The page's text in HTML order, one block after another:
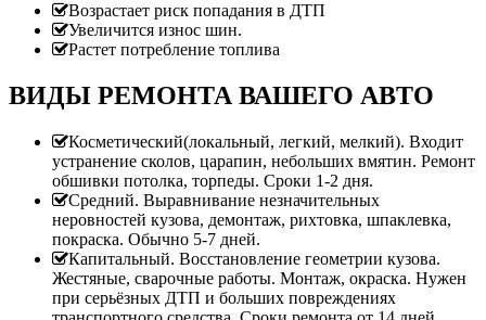
Возрастает риск попадания в ДТП
Увеличится износ шин.
Растет потребление топлива
ВИДЫ РЕМОНТА ВАШЕГО АВТО
Косметический(локальный, легкий, мелкий). Входит
устранение сколов, царапин, небольших вмятин. Ремонт
обшивки потолка, торпеды. Сроки 1-2 дня.
Средний. Выравнивание незначительных
неровностей кузова, демонтаж, рихтовка, шпаклевка,
покраска. Обычно 5-7 дней.
Капитальный. Восстановление геометрии кузова.
Жестяные, сварочные работы. Монтаж, окраска. Нужен
при серьёзных ДТП и больших повреждениях